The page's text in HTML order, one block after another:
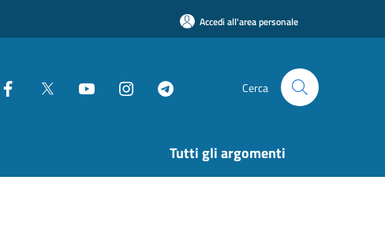
Accedi all'area personale
Cerca
Tutti gli argomenti